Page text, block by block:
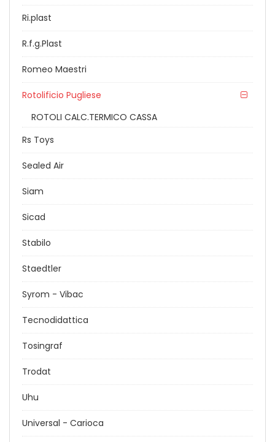
Ri.plast
R.f.g.Plast
Romeo Maestri
Rotolificio Pugliese
ROTOLI CALC.TERMICO CASSA
Rs Toys
Sealed Air
Siam
Sicad
Stabilo
Staedtler
Syrom - Vibac
Tecnodidattica
Tosingraf
Trodat
Uhu
Universal - Carioca